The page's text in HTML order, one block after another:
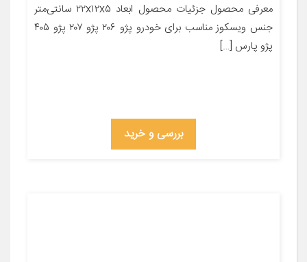
معرفی محصول جزئیات محصول ابعاد ۲۲x۱۲x۵ سانتی‌متر
جنس ویسکوز مناسب برای خودرو پژو ۲۰۶ پژو ۲۰۷ پژو ۴۰۵
پژو پارس […]
بررسی و خرید